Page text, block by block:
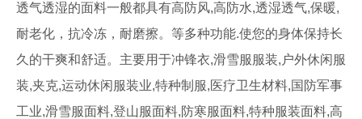
透气透湿的面料一般都具有高防风,高防水,透湿透气,保暖,
耐老化，抗冷冻，耐磨擦。等多种功能.使您的身体保持长
久的干爽和舒适。主要用于冲锋衣,滑雪服服装,户外休闲服
装,夹克,运动休闲服装业,特种制服,医疗卫生材料,国防军事
工业,滑雪服面料,登山服面料,防寒服面料,特种服装面料,高